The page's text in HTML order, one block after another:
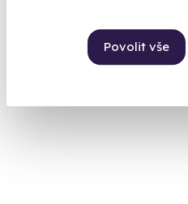
Povolit vše
Volný termín už 12. 08. 2026